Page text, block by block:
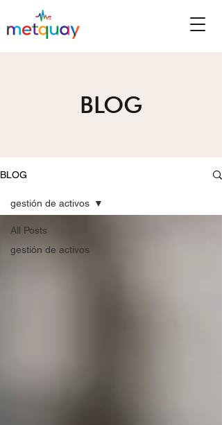
BLOG
BLOG
All Posts
gestión de activos
gestión de activos